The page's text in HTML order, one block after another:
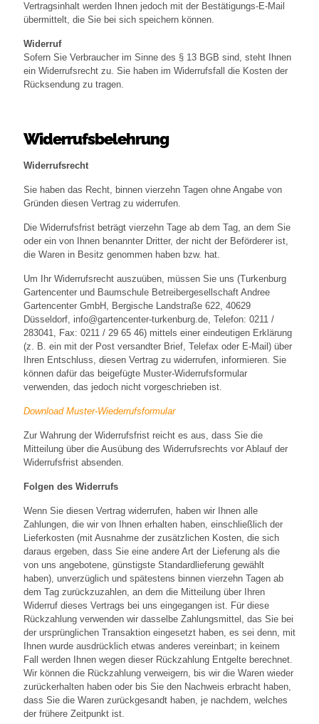
Vertragsinhalt werden Ihnen jedoch mit der Bestätigungs-E-Mail
übermittelt, die Sie bei sich speichern können.
Widerruf
Sofern Sie Verbraucher im Sinne des § 13 BGB sind, steht Ihnen
ein Widerrufsrecht zu. Sie haben im Widerrufsfall die Kosten der
Rücksendung zu tragen.
Widerrufsbelehrung
Widerrufsrecht
Sie haben das Recht, binnen vierzehn Tagen ohne Angabe von
Gründen diesen Vertrag zu widerrufen.
Die Widerrufsfrist beträgt vierzehn Tage ab dem Tag, an dem Sie
oder ein von Ihnen benannter Dritter, der nicht der Beförderer ist,
die Waren in Besitz genommen haben bzw. hat.
Um Ihr Widerrufsrecht auszuüben, müssen Sie uns (Turkenburg
Gartencenter und Baumschule Betreibergesellschaft Andree
Gartencenter GmbH, Bergische Landstraße 622, 40629
Düsseldorf, info@gartencenter-turkenburg.de, Telefon: 0211 /
283041, Fax: 0211 / 29 65 46) mittels einer eindeutigen Erklärung
(z. B. ein mit der Post versandter Brief, Telefax oder E-Mail) über
Ihren Entschluss, diesen Vertrag zu widerrufen, informieren. Sie
können dafür das beigefügte Muster-Widerrufsformular
verwenden, das jedoch nicht vorgeschrieben ist.
Download Muster-Wiederrufsformular
Zur Wahrung der Widerrufsfrist reicht es aus, dass Sie die
Mitteilung über die Ausübung des Widerrufsrechts vor Ablauf der
Widerrufsfrist absenden.
Folgen des Widerrufs
Wenn Sie diesen Vertrag widerrufen, haben wir Ihnen alle
Zahlungen, die wir von Ihnen erhalten haben, einschließlich der
Lieferkosten (mit Ausnahme der zusätzlichen Kosten, die sich
daraus ergeben, dass Sie eine andere Art der Lieferung als die
von uns angebotene, günstigste Standardlieferung gewählt
haben), unverzüglich und spätestens binnen vierzehn Tagen ab
dem Tag zurückzuzahlen, an dem die Mitteilung über Ihren
Widerruf dieses Vertrags bei uns eingegangen ist. Für diese
Rückzahlung verwenden wir dasselbe Zahlungsmittel, das Sie bei
der ursprünglichen Transaktion eingesetzt haben, es sei denn, mit
Ihnen wurde ausdrücklich etwas anderes vereinbart; in keinem
Fall werden Ihnen wegen dieser Rückzahlung Entgelte berechnet.
Wir können die Rückzahlung verweigern, bis wir die Waren wieder
zurückerhalten haben oder bis Sie den Nachweis erbracht haben,
dass Sie die Waren zurückgesandt haben, je nachdem, welches
der frühere Zeitpunkt ist.